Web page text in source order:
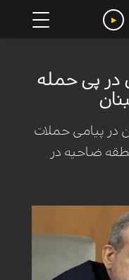
در پی حمله
پیامی حملات
ضاحیه در